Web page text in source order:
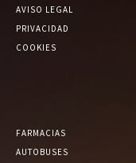
AVISO LEGAL
PRIVACIDAD
COOKIES
FARMACIAS
AUTOBUSES